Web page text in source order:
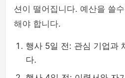
션이 떨어집니다. 예산을 쓸
해야 합니다.
행사 5일 전: 관심 기업과
다.